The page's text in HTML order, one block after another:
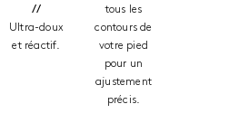
//
Ultra-doux
et réactif.
tous les
contours de
votre pied
pour un
ajustement
précis.